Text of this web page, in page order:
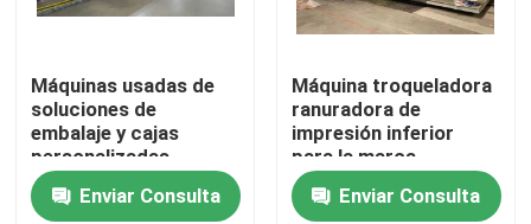
Productos
Vídeos
Máquinas usadas de
soluciones de
embalaje y cajas
personalizadas
Enviar Consulta
Máquina troqueladora
ranuradora de
impresión inferior
para la marca
APSTARHG1628 de
DongfangEnviar Consulta